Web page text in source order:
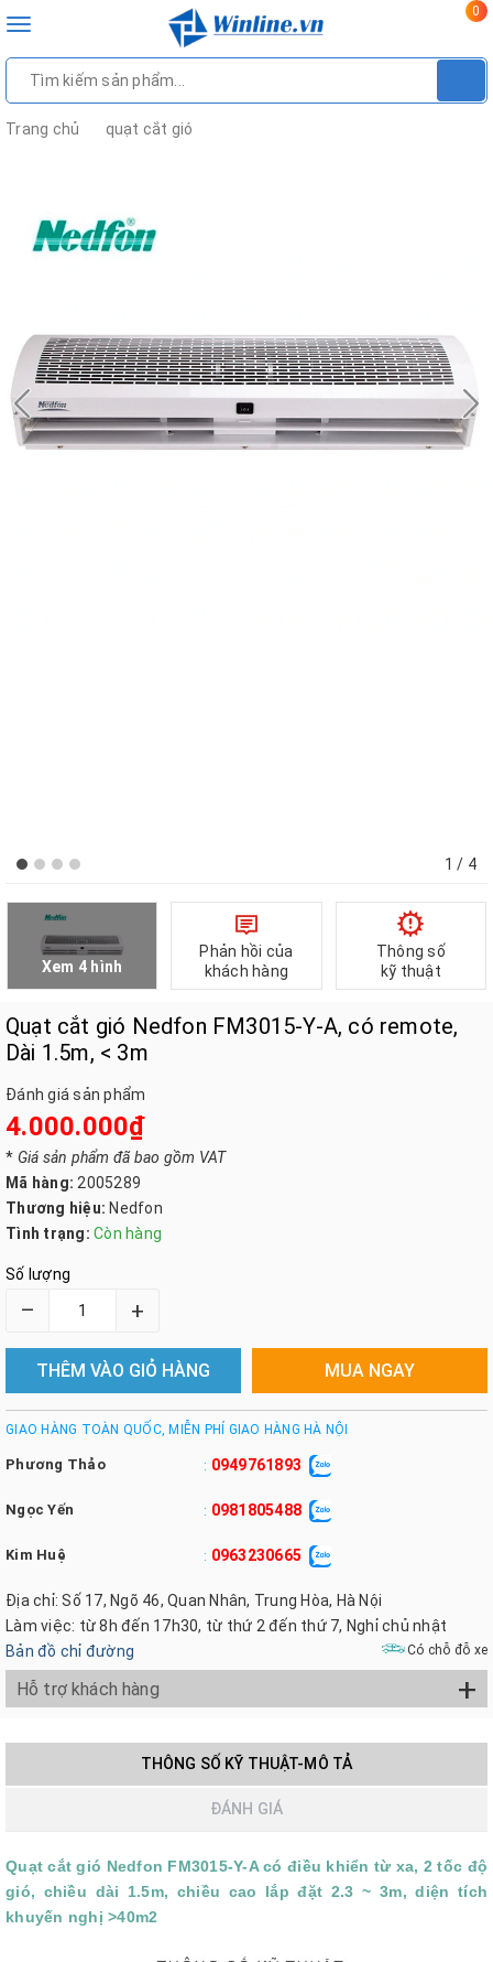
Toggle
0
Trang chủ quạt cắt gió
1 / 4
Xem 4 hình
Phản hồi của
khách hàng
Thông số
kỹ thuật
Quạt cắt gió Nedfon FM3015-Y-A, có remote,
Dài 1.5m, < 3m
Đánh giá sản phẩm
4.000.000₫
* Giá sản phẩm đã bao gồm VAT
Mã hàng: 2005289
Thương hiệu: Nedfon
Tình trạng: Còn hàng
Số lượng
– +
THÊM VÀO GIỎ HÀNG MUA NGAY
GIAO HÀNG TOÀN QUỐC, MIỄN PHÍ GIAO HÀNG HÀ NỘI
Phương Thảo : 0949761893
Ngọc Yến : 0981805488
Kim Huệ : 0963230665
Địa chỉ: Số 17, Ngõ 46, Quan Nhân, Trung Hòa, Hà Nội
Làm việc: từ 8h đến 17h30, từ thứ 2 đến thứ 7, Nghỉ chủ nhật
Bản đồ chỉ đường
Có chỗ đỗ xe
Hỗ trợ khách hàng +
THÔNG SỐ KỸ THUẬT-MÔ TẢ
ĐÁNH GIÁ
Quạt cắt gió Nedfon FM3015-Y-A có điều khiển từ xa, 2 tốc độ
gió, chiều dài 1.5m, chiều cao lắp đặt 2.3 ~ 3m, diện tích
khuyến nghị >40m2